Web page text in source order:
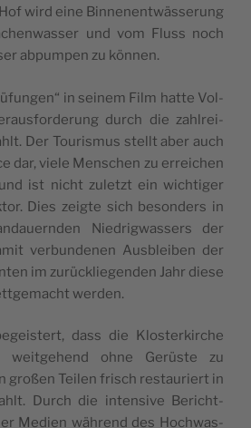
wird eine Bin­nen­ent­wäs­se­rung
und vom Fluss noch
abpum­pen zu können.
in sei­nem Film hat­te Vol­
durch die zahl­rei­
Der Tou­ris­mus stellt aber auch
dar, vie­le Men­schen zu errei­chen
ist nicht zuletzt ein wich­ti­ger
Dies zeig­te sich beson­ders in
Nied­rig­was­sers der
ver­bun­de­nen Aus­blei­ben der
im zurück­lie­gen­den Jahr die­se
werden.
dass die Klos­ter­kir­che
weit­ge­hend ohne Gerüs­te zu
gro­ßen Tei­len frisch restau­riert in
Durch die inten­si­ve Bericht­
Medi­en wäh­rend des Hoch­was­